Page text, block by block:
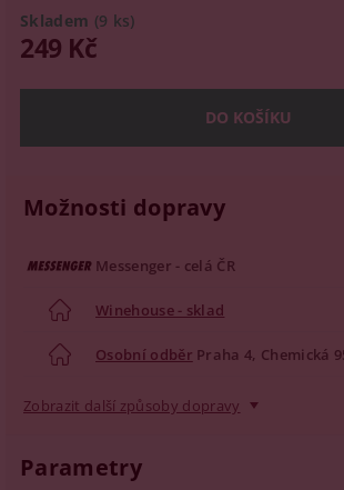
Skladem (9 ks)
249 Kč
Možnosti dopravy
Messenger - celá ČR
Winehouse - sklad
Osobní odběr Praha 4, Chemická
Zobrazit další způsoby dopravy
Parametry